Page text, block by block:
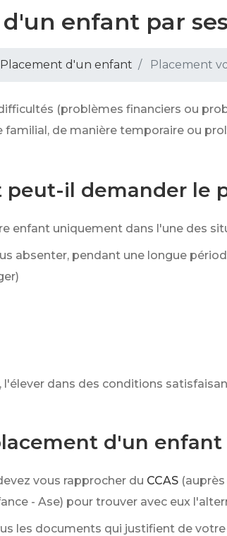
enfant par
Placement d'un enfant Placement
(problèmes financiers ou
de manière temporaire ou
peut-il demander le
enfant uniquement dans l'une des
absenter, pendant une longue
dans des conditions
d'un enfant
vous rapprocher du CCAS
- Ase) pour trouver avec eux
les documents qui justifient de